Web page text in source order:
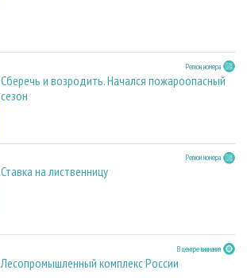
Регион номера
Сберечь и возродить. Начался пожароопасный
сезон
Регион номера
Ставка на лиственницу
В центре внимания
Лесопромышленный комплекс России